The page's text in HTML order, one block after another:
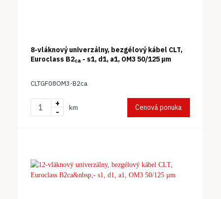
8-vláknový univerzálny, bezgélový kábel CLT,
Euroclass B2ca - s1, d1, a1, OM3 50/125 µm
CLTGF08OM3-B2ca
+
-
km Cenová ponuka